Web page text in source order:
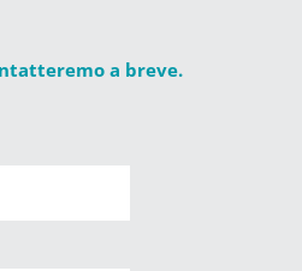
a breve.